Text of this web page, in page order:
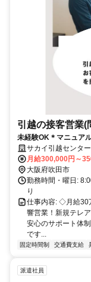
引越の接客営業(
未経験OK＊マニュア
多い職場です！
サカイ引越センタ
月給300,000円～
大阪府吹田市
勤務時間・曜日:
り
仕事内容: ◇月給30
響営業！新規テレ
安心のサポート体
です...
固定時間制 交通費支給
派遣社員